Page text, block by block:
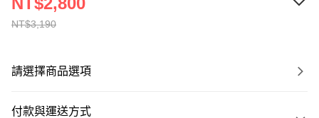
NT$3,190
請選擇商品選項
付款與運送方式